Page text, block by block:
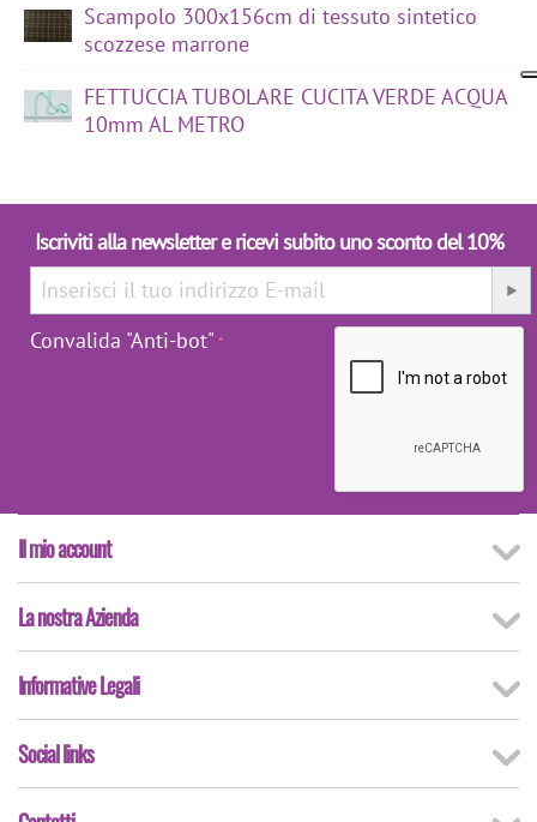
Scampolo 300x156cm di tessuto sintetico
scozzese marrone
FETTUCCIA TUBOLARE CUCITA VERDE ACQUA
10mm AL METRO
Iscriviti alla newsletter e ricevi subito uno sconto del 10%
Convalida "Anti-bot"
Il mio account
La nostra Azienda
Informative Legali
Social links